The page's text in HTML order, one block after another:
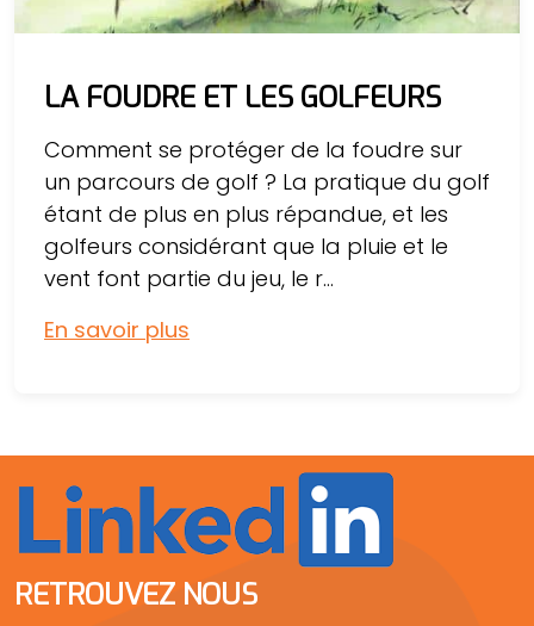
LA FOUDRE ET LES GOLFEURS
Comment se protéger de la foudre sur
un parcours de golf ? La pratique du golf
étant de plus en plus répandue, et les
golfeurs considérant que la pluie et le
vent font partie du jeu, le r...
En savoir plus
RETROUVEZ NOUS